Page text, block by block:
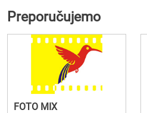
Preporučujemo
FOTO MIX